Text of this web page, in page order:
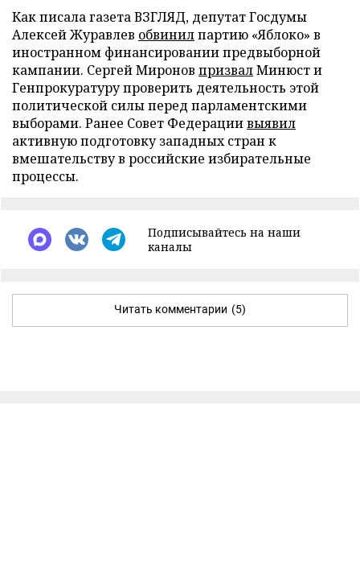
Как писала газета ВЗГЛЯД, депутат Госдумы
Алексей Журавлев обвинилпартию «Яблоко» в
иностранном финансировании предвыборной
кампании. Сергей Миронов призвалМинюст и
Генпрокуратуру проверить деятельность этой
политической силы перед парламентскими
выборами. Ранее Совет Федерациивыявил
активную подготовку западных стран к
вмешательству в российские избирательные
процессы.
Подписывайтесь на наши
каналы
Читать комментарии (5)